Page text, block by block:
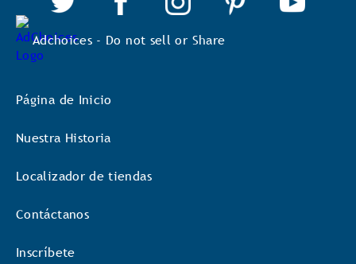
Adchoices - Do not sell or Share
Página de Inicio
Nuestra Historia
Localizador de tiendas
Contáctanos
Inscríbete